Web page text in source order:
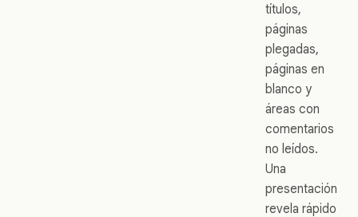
títulos,
páginas
plegadas,
páginas en
blanco y
áreas con
comentarios
no leídos.
Una
presentación
revela rápido